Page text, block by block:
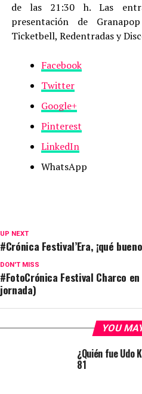
de las 21:30 h. Las
presentación de
Ticketbell, Redentradas y
Facebook
Twitter
Google+
Pinterest
LinkedIn
WhatsApp
UP NEXT
#Crónica Festival’Era, ¡qué
DON'T MISS
#FotoCrónica Festival Charco
jornada)
YOU
¿Quién fue Udo
81